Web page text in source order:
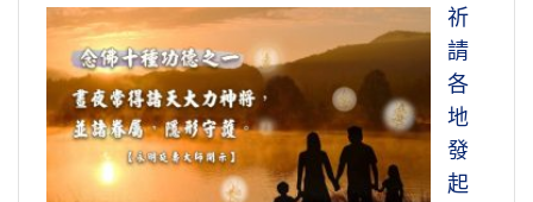
祈
請
各
地
發
起